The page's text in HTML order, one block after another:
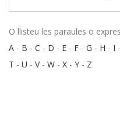
O llisteu les paraules o
A - B - C - D - E - F - G - H - I -
T - U - V- W - X - Y - Z